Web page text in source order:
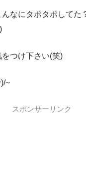
なにタポタポしてた
つけ下さい(笑)
~
スポンサーリンク